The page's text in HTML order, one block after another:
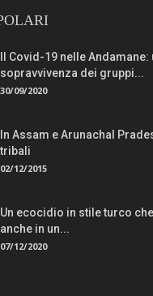
Il Covid-19 nelle
sopravvivenza dei gruppi...
30/09/2020
In Assam e Arunachal
tribali
02/12/2015
Un ecocidio in stile turco
anche in un...
07/12/2020